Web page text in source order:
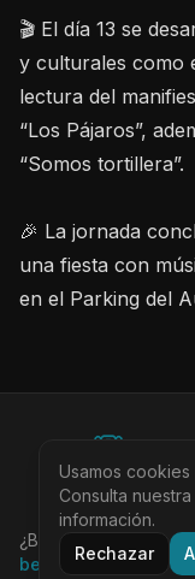
🎬 El día 13 se
y culturales como
lectura del
“Los Pájaros”,
“Somos tortillera”.
🎉 La jornada
una fiesta con
en el Parking del
©
Ciudades
Aviso
¿Buscas la guía
bearinbcn.com
Usamos
Consulta nuestra
información.
Rechazar